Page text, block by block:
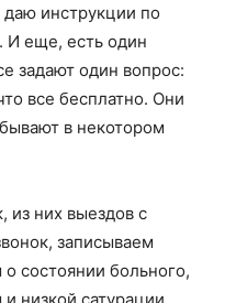
даю инструкции по
И еще, есть один
задают один вопрос:
все бесплатно. Они
в некотором
из них выездов с
записываем
состоянии больного,